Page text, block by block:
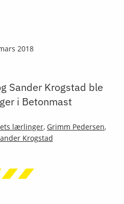
2018
Sander Krogstad ble
i Betonmast
lærlinger, Grimm Pedersen,
Krogstad